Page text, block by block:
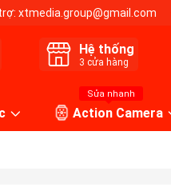
xtmedia.group@gmail.com
Hệ thống
3 cửa hàng
Sửa nhanh
Action Camera